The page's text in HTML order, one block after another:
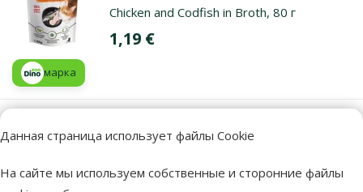
Данная страница использует файлы Cookie
На сайте мы используем собственные и сторонние файлы
Chicken and Codfish in Broth, 80 г
Цена
1,19 €
марка